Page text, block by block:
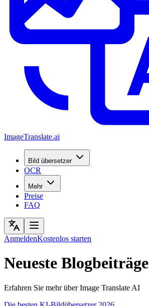
ImageTranslate.ai
Bild übersetzer
OCR
Mehr
Preise
FAQ
AnmeldenKostenlos starten
Neueste Blogbeiträge
Erfahren Sie mehr über Image Translate AI